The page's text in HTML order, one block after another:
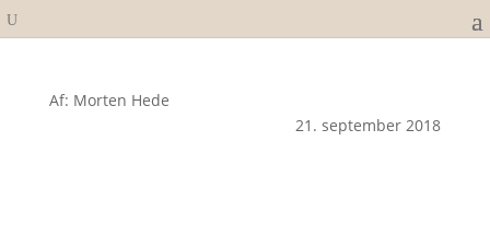
Af: Morten Hede
21. september 2018